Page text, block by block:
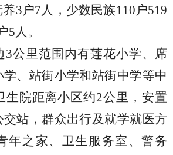
3户7人， 少数民族110户519
5人。
3公里范围内有莲花小学、席
、站街小学和站街中学等中
生院距离小区约2公里，安置
交站，群众出行及就学就医方
年之家、卫生服务室、警务